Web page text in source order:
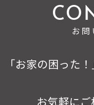
お
「お家の困った
お気軽にご